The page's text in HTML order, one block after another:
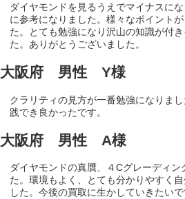
ダイヤモンドを見るうえでマイナスに
に参考になりました。様々なポイント
た。とても勉強になり沢山の知識が付
た。ありがとうございました。
大阪府 男性 Y様
クラリティの見方が一番勉強になりま
践でき良かったです。
大阪府 男性 A様
ダイヤモンドの真贋、４Cグレーディン
た。環境もよく、とても分かりやすく
した。今後の買取に生かしていきたいで